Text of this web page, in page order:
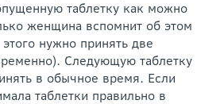
таблетку как можно
женщина вспомнит об этом
нужно принять две
Следующую таблетку
в обычное время. Если
таблетки правильно в